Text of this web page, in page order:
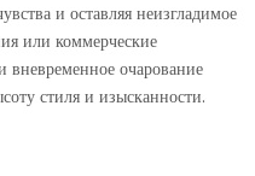
и оставляя неизгладимое
или коммерческие
вневременное очарование
стиля и изысканности.